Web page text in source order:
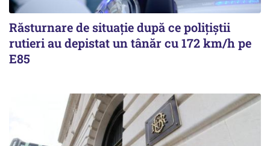
Răsturnare de situație după ce polițiștii
rutieri au depistat un tânăr cu 172 km/h pe
E85